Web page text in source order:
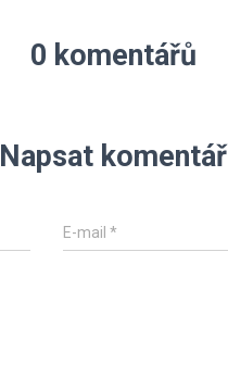
0 komentářů
Napsat komentář
E-mail*